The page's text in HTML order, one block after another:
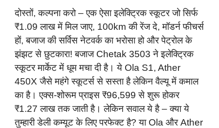
दोस्तों, कल्पना करो – एक ऐसा इलेक्ट्रिक स्कूटर जो सिर्फ
₹1.09 लाख में मिल जाए, 100km की रेंज दे, मॉडर्न फीचर्स
हों, बजाज की सर्विस नेटवर्क का भरोसा हो और पेट्रोल के
झंझट से छुटकारा! बजाज Chetak 3503 ने इलेक्ट्रिक
स्कूटर मार्केट में धूम मचा दी है। ये Ola S1, Ather
450X जैसे महंगे स्कूटर्स से सस्ता है लेकिन वैल्यू में कमाल
का है। एक्स-शोरूम प्राइस ₹96,599 से शुरू होकर
₹1.27 लाख तक जाती है। लेकिन सवाल ये है – क्या ये
तुम्हारी डेली कम्यूट के लिए परफेक्ट है? या Ola और Ather